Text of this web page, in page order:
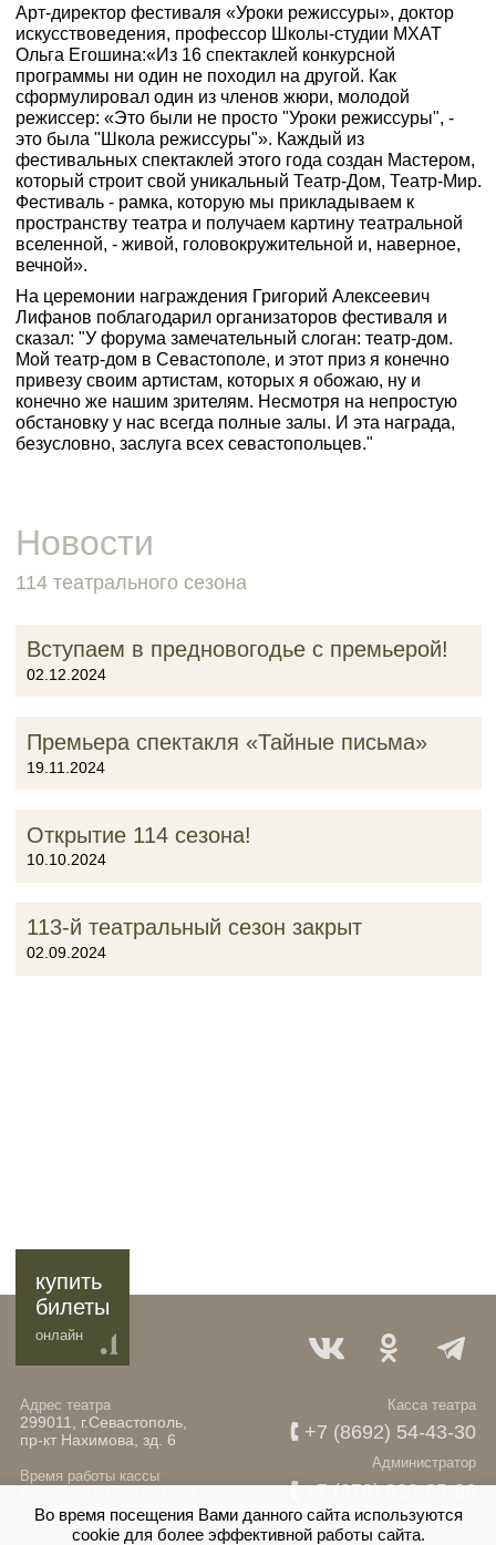
Арт-директор фестиваля «Уроки режиссуры», доктор
искусствоведения, профессор Школы-студии МХАТ
Ольга Егошина:«Из 16 спектаклей конкурсной
программы ни один не походил на другой. Как
сформулировал один из членов жюри, молодой
режиссер: «Это были не просто "Уроки режиссуры", -
это была "Школа режиссуры"». Каждый из
фестивальных спектаклей этого года создан Мастером,
который строит свой уникальный Театр-Дом, Театр-Мир.
Фестиваль - рамка, которую мы прикладываем к
пространству театра и получаем картину театральной
вселенной, - живой, головокружительной и, наверное,
вечной».
На церемонии награждения Григорий Алексеевич
Лифанов поблагодарил организаторов фестиваля и
сказал: "У форума замечательный слоган: театр-дом.
Мой театр-дом в Севастополе, и этот приз я конечно
привезу своим артистам, которых я обожаю, ну и
конечно же нашим зрителям. Несмотря на непростую
обстановку у нас всегда полные залы. И эта награда,
безусловно, заслуга всех севастопольцев."
Новости
114 театрального сезона
Вступаем в предновогодье с премьерой!
02.12.2024
Премьера спектакля «Тайные письма»
19.11.2024
Открытие 114 сезона!
10.10.2024
113-й театральный сезон закрыт
02.09.2024
купить
билеты
онлайн
Касса театра
+7 (8692) 54-43-30
Администратор
+7 (978) 920-85-86
Адрес театра
299011, г.Севастополь,
пр-кт Нахимова, зд. 6
Время работы кассы
Во время посещения Вами данного сайта используются
cookie для более эффективной работы сайта.